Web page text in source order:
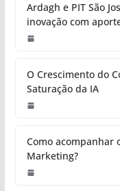
Ardagh e PIT São
inovação com
O Crescimento do
Saturação da IA
Como acompanhar
Marketing?